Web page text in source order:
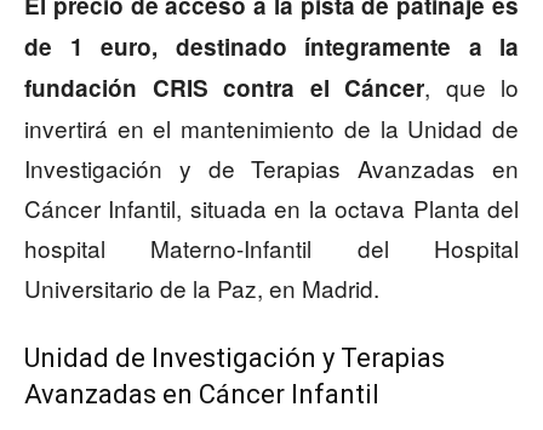
de 1 euro, destinado íntegramente a la
fundación CRIS contra el Cáncer, que lo
invertirá en el mantenimiento de la Unidad de
Investigación y de Terapias Avanzadas en
Cáncer Infantil, situada en la octava Planta del
hospital Materno-Infantil del Hospital
Universitario de la Paz, en Madrid.
Unidad de Investigación y Terapias
Avanzadas en Cáncer Infantil